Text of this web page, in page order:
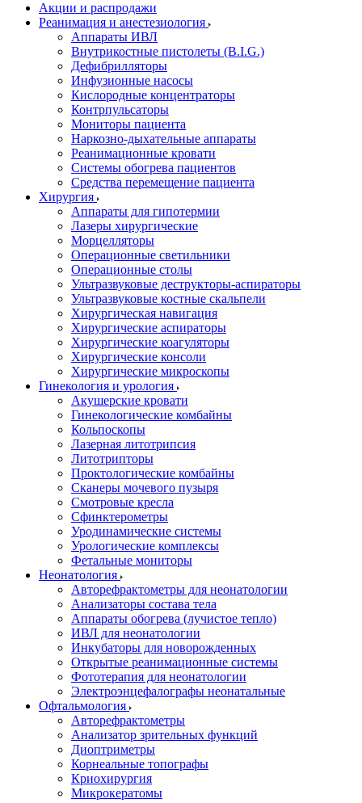
Акции и распродажи
Реанимация и анестезиология
Аппараты ИВЛ
Внутрикостные пистолеты (B.I.G.)
Дефибрилляторы
Инфузионные насосы
Кислородные концентраторы
Контрпульсаторы
Мониторы пациента
Наркозно-дыхательные аппараты
Реанимационные кровати
Системы обогрева пациентов
Средства перемещение пациента
Хирургия
Аппараты для гипотермии
Лазеры хирургические
Морцелляторы
Операционные светильники
Операционные столы
Ультразвуковые деструкторы-аспираторы
Ультразвуковые костные скальпели
Хирургическая навигация
Хирургические аспираторы
Хирургические коагуляторы
Хирургические консоли
Хирургические микроскопы
Гинекология и урология
Акушерские кровати
Гинекологические комбайны
Кольпоскопы
Лазерная литотрипсия
Литотрипторы
Проктологические комбайны
Сканеры мочевого пузыря
Смотровые кресла
Сфинктерометры
Уродинамические системы
Урологические комплексы
Фетальные мониторы
Неонатология
Авторефрактометры для неонатологии
Анализаторы состава тела
Аппараты обогрева (лучистое тепло)
ИВЛ для неонатологии
Инкубаторы для новорожденных
Открытые реанимационные системы
Фототерапия для неонатологии
Электроэнцефалографы неонатальные
Офтальмология
Авторефрактометры
Анализатор зрительных функций
Диоптриметры
Корнеальные топографы
Криохирургия
Микрокератомы